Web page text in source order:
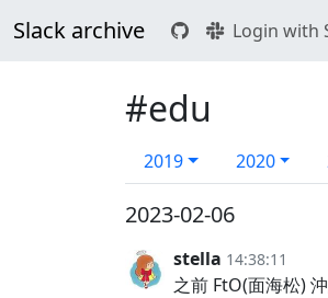
Slack archive Login with
#edu
2019 2020
2023-02-06
stella 14:38:11
之前 FtO(面海松)